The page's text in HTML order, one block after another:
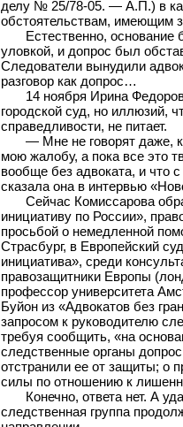
делу № 25/78-05. — А.П.) в
обстоятельствам, имеющим
Естественно, основание
уловкой, и допрос был
Следователи вынудили
разговор как допрос…
14 ноября Ирина
городской суд, но иллюзий,
справедливости, не питает.
— Мне не говорят даже,
мою жалобу, а пока все это
вообще без адвоката, и что
сказала она в интервью
Сейчас Комиссарова
инициативу по России»,
просьбой о немедленной
Страсбург, в Европейский
инициатива», среди
правозащитники Европы
профессор университета
Буйон из «Адвокатов без
запросом к руководителю
требуя сообщить, «на
следственные органы
отстранили ее от защиты; о
силы по отношению к
Конечно, ответа нет. А
следственная группа